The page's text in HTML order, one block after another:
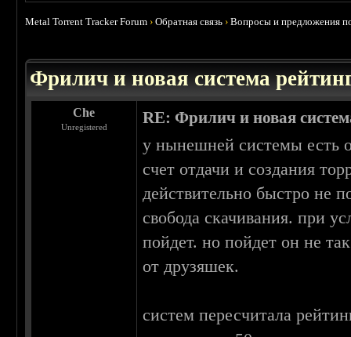
Metal Torrent Tracker Forum ›Обратная связь ›Вопросы и предложения
Фрилич и новая система
Che
Unregistered
RE: Фрилич и новая
у нынешней системы есть
счет отдачи и создания
действительно быстро не
свобода скачивания. при
пойдет. но пойдет он не
от друзяшек.
систем пересчитала